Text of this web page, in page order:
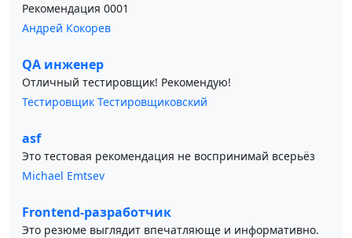
Рекомендация 0001
Андрей Кокорев
QA инженер
Отличный тестировщик! Рекомендую!
Тестировщик Тестировщиковский
asf
Это тестовая рекомендация не воспринимай всерьёз
Michael Emtsev
Frontend-разработчик
Это резюме выглядит впечатляюще и информативно.